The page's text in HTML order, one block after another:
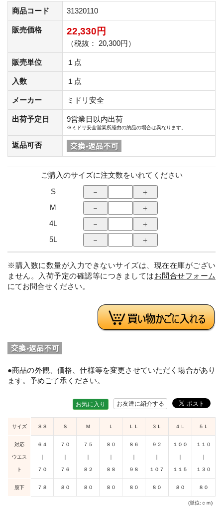
商品コード 31320110
販売価格 22,330円
（税抜： 20,300円）
販売単位 １点
入数 １点
メーカー ミドリ安全
出荷予定日 9営業日以内出荷
※ミドリ安全営業所経由の納品の場合は異なります。
返品可否
ご購入のサイズに注文数をいれてください
S
M
4L
5L
※購入数に数量が入力できないサイズは、現在在庫がござい
ません。入荷予定の確認等につきましてはお問合せフォーム
にてお問合せください。
●商品の外観、価格、仕様等を変更させていただく場合があり
ます。予めご了承ください。
お友達に紹介する
お気に入り
サイズ ＳＳ Ｓ Ｍ Ｌ ＬＬ ３Ｌ ４Ｌ ５Ｌ
対応
ウエス
ト
６４
｜
７０
７０
｜
７６
７５
｜
８２
８０
｜
８８
８６
｜
９８
９２
｜
１０７
１００
｜
１１５
１１０
｜
１３０
股下 ７８ ８０ ８０ ８０ ８０ ８０ ８０ ８０
(単位:ｃｍ)